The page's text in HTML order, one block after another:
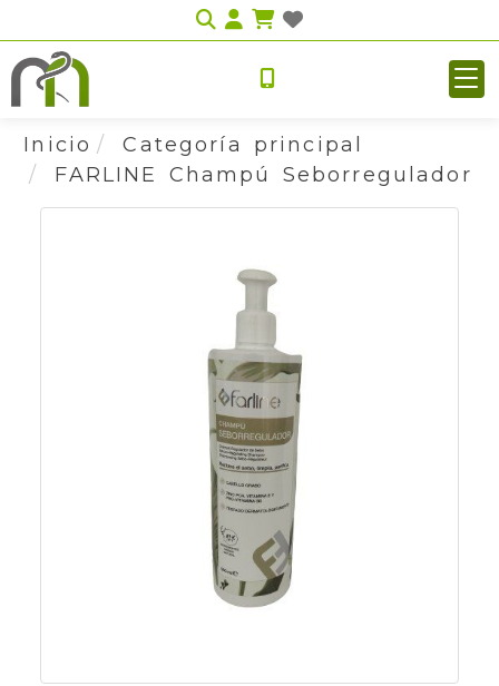
Identifícate
Inicio
Categoría principal
FARLINE Champú Seborregulador